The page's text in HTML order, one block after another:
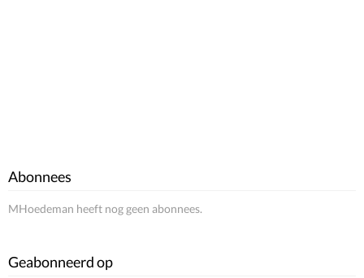
Abonnees
MHoedeman heeft nog geen abonnees.
Geabonneerd op